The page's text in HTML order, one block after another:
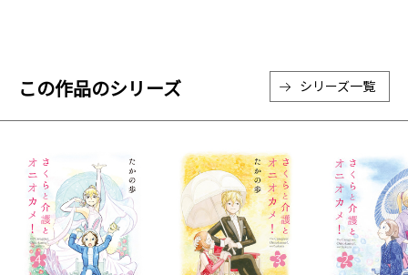
この作品のシリーズ シリーズ一覧